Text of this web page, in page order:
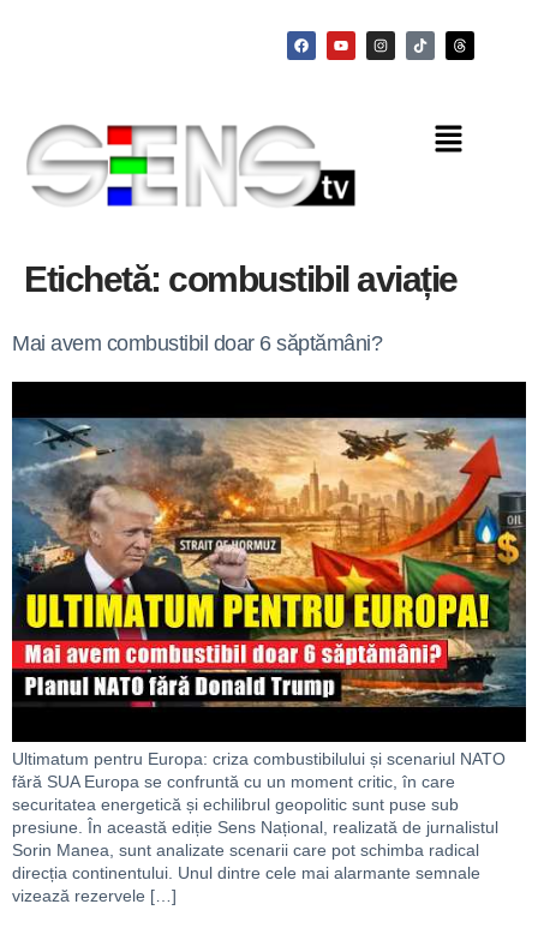
Etichetă: combustibil aviație
Mai avem combustibil doar 6 săptămâni?
Ultimatum pentru Europa: criza combustibilului și scenariul NATO
fără SUA Europa se confruntă cu un moment critic, în care
securitatea energetică și echilibrul geopolitic sunt puse sub
presiune. În această ediție Sens Național, realizată de jurnalistul
Sorin Manea, sunt analizate scenarii care pot schimba radical
direcția continentului. Unul dintre cele mai alarmante semnale
vizează rezervele […]